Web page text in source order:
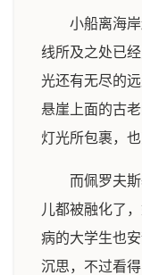
小船离海
线所及之处已
光还有无尽的
悬崖上面的古
灯光所包裹，
而佩罗夫
儿都被融化了
病的大学生也
沉思，不过看